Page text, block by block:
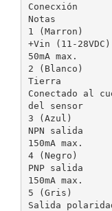
Conecxión
Notas
1 (Marron)
+Vin (11-28VDC)
50mA max.
2 (Blanco)
Tierra
Conectado al
del sensor
3 (Azul)
NPN salida
150mA max.
4 (Negro)
PNP salida
150mA max.
5 (Gris)
Salida